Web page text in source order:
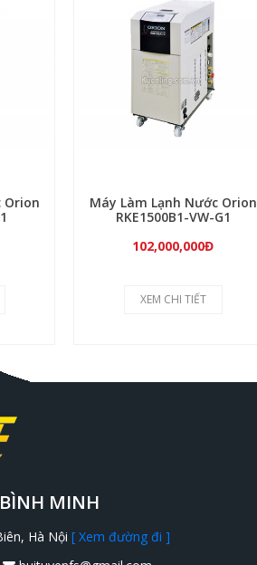
Orion
Máy Làm Lạnh Nước Orion
RKE1500B1-VW-G1
102,000,000Đ
XEM CHI TIẾT
MINH
Hà Nội [ Xem đường đi ]